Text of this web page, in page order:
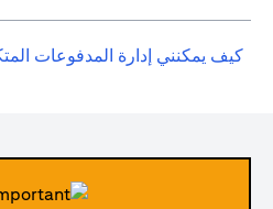
كيف يمكنني إدارة المدفوعات